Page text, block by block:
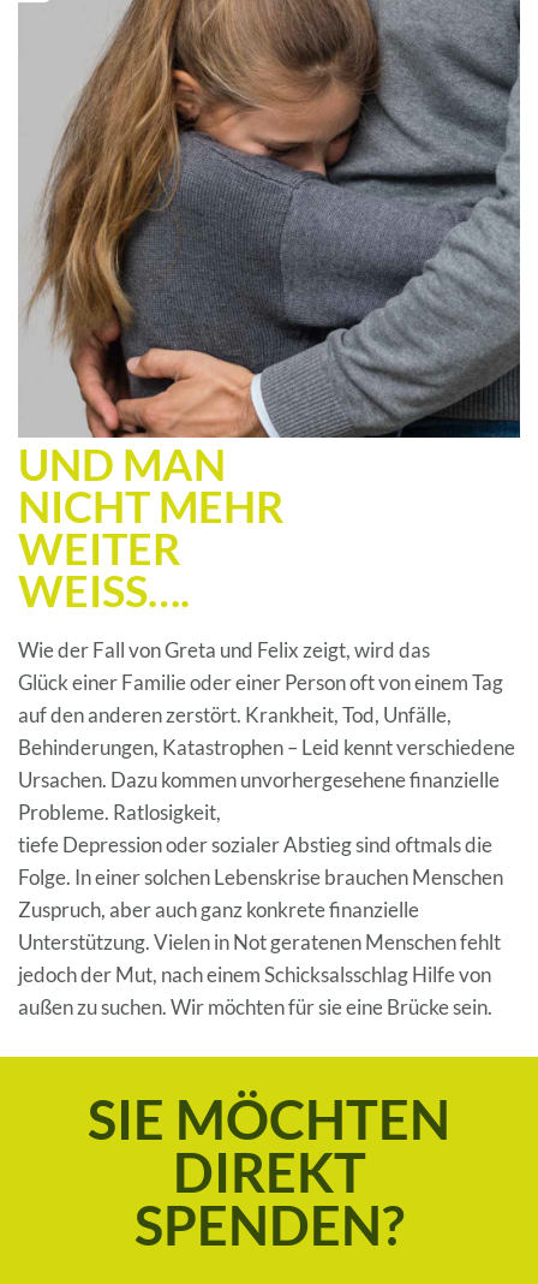
UND MAN
NICHT MEHR
WEITER
WEISS….
Wie der Fall von Greta und Felix zeigt, wird das
Glück einer Familie oder einer Person oft von einem Tag
auf den anderen zerstört. Krankheit, Tod, Unfälle,
Behinderungen, Katastrophen – Leid kennt verschiedene
Ursachen. Dazu kommen unvorhergesehene finanzielle
Probleme. Ratlosigkeit,
tiefe Depression oder sozialer Abstieg sind oftmals die
Folge. In einer solchen Lebenskrise brauchen Menschen
Zuspruch, aber auch ganz konkrete finanzielle
Unterstützung. Vielen in Not geratenen Menschen fehlt
jedoch der Mut, nach einem Schicksalsschlag Hilfe von
außen zu suchen. Wir möchten für sie eine Brücke sein.
SIE MÖCHTEN
DIREKT
SPENDEN?